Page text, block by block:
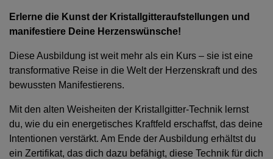
Erlerne die Kunst der Kristallgitteraufstellungen und
manifestiere Deine Herzenswünsche!
Diese Ausbildung ist weit mehr als ein Kurs – sie ist eine
transformative Reise in die Welt der Herzenskraft und des
bewussten Manifestierens.
Mit den alten Weisheiten der Kristallgitter-Technik lernst
du, wie du ein energetisches Kraftfeld erschaffst, das deine
Intentionen verstärkt. Am Ende der Ausbildung erhältst du
ein Zertifikat, das dich dazu befähigt, diese Technik für dich